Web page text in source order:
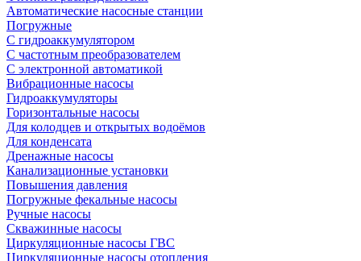
Автоматические насосные станции
Погружные
С гидроаккумулятором
С частотным преобразователем
С электронной автоматикой
Вибрационные насосы
Гидроаккумуляторы
Горизонтальные насосы
Для колодцев и открытых водоёмов
Для конденсата
Дренажные насосы
Канализационные установки
Повышения давления
Погружные фекальные насосы
Ручные насосы
Скважинные насосы
Циркуляционные насосы ГВС
Циркуляционные насосы отопления